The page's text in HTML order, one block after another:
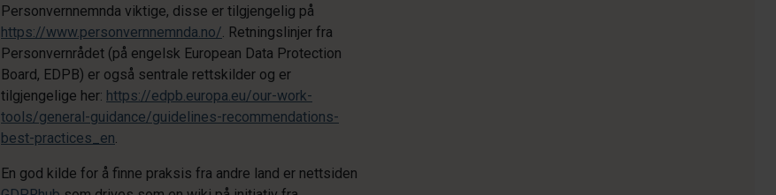
Personvernnemnda viktige, disse er tilgjengelig på
https://www.personvernnemnda.no/. Retningslinjer fra
Personvernrådet (på engelsk European Data Protection
Board, EDPB) er også sentrale rettskilder og er
tilgjengelige her: https://edpb.europa.eu/our-work-
tools/general-guidance/guidelines-recommendations-
best-practices_en.
En god kilde for å finne praksis fra andre land er nettsiden